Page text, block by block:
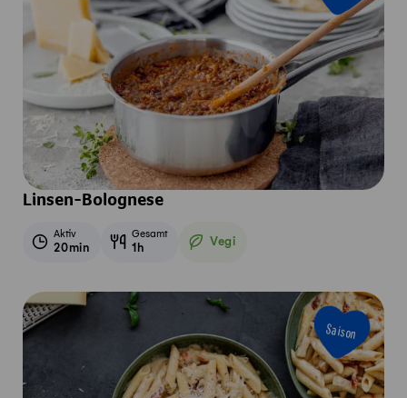
Linsen-Bolognese
Aktiv
20min
Gesamt
1h Vegi
Vegetarisch
Saison